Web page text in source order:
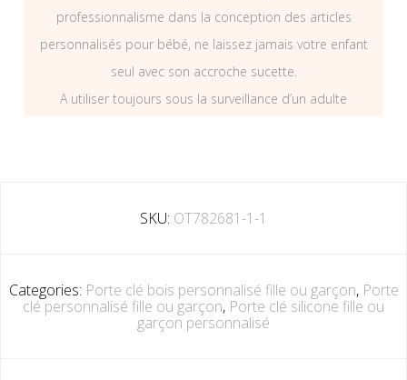
professionnalisme dans la conception des articles
personnalisés pour bébé, ne laissez jamais votre enfant
seul avec son accroche sucette.
A utiliser toujours sous la surveillance d’un adulte
SKU: OT782681-1-1
Categories: Porte clé bois personnalisé fille ou garçon, Porte
clé personnalisé fille ou garçon, Porte clé silicone fille ou
garçon personnalisé